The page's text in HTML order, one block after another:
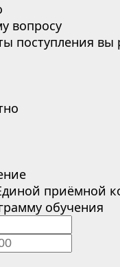
вопросу
поступления вы
приёмной
обучения